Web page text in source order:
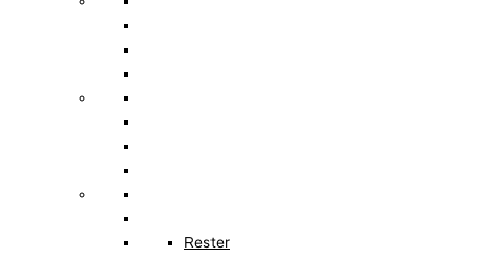
Rester